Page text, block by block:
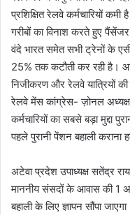
प्रशिक्षित रेलवे कर्मचारियों
गरीबों का विनाश करते हुए
वंदे भारत समेत सभी ट्रेनों के
25% तक कटौती कर रही है।
निजीकरण और रेलवे यात्रियों
रेलवे मेंस कांग्रेस- ज़ोनल
कर्मचारियों का सबसे बड़ा मुद्दा
पहले पुरानी पेंशन बहाली कराना
अटेवा प्रदेश उपाध्यक्ष सतेंद्र
माननीय संसदों के आवास की 1
बहाली के लिए ज्ञापन सौंपा